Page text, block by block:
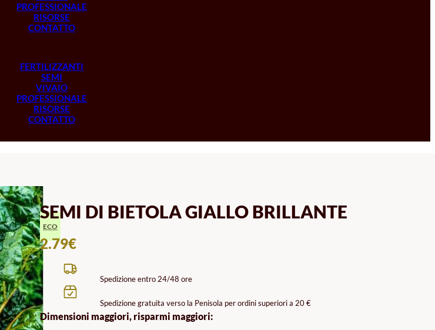
PROFESSIONALE
RISORSE
CONTATTO
FERTILIZZANTI
SEMI
VIVAIO
PROFESSIONALE
RISORSE
CONTATTO
SEMI DI BIETOLA GIALLO BRILLANTE
ECO
2.79€
Spedizione entro 24/48 ore
Spedizione gratuita verso la Penisola per ordini superiori a 20 €
Dimensioni maggiori, risparmi maggiori: